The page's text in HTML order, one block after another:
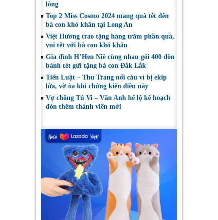
lòng
Top 2 Miss Cosmo 2024 mang quà tết đến
bà con khó khăn tại Long An
Việt Hương trao tặng hàng trăm phần quà,
vui tết với bà con khó khăn
Gia đình H’Hen Niê cùng nhau gói 400 đòn
bánh tét gửi tặng bà con Đắk Lắk
Tiến Luật – Thu Trang nổi cáu vì bị ekip
lừa, vỡ òa khi chứng kiến điều này
Vợ chồng Tú Vi – Văn Anh hé lộ kế hoạch
đón thêm thành viên mới